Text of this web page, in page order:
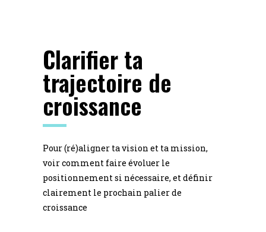
Clarifier ta
trajectoire de
croissance
Pour (ré)aligner ta vision et ta mission,
voir comment faire évoluer le
positionnement si nécessaire, et définir
clairement le prochain palier de
croissance